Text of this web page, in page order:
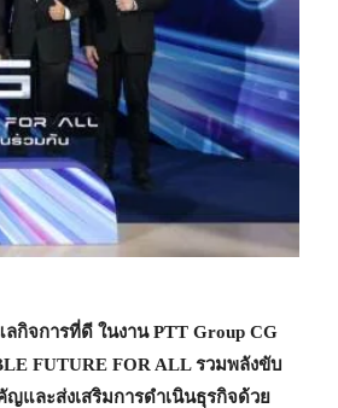
กิจการที่ดี ในงานPTT Group CG
FUTURE FOR ALLรวมพลังขับ
และส่งเสริมการดำเนินธุรกิจด้วย